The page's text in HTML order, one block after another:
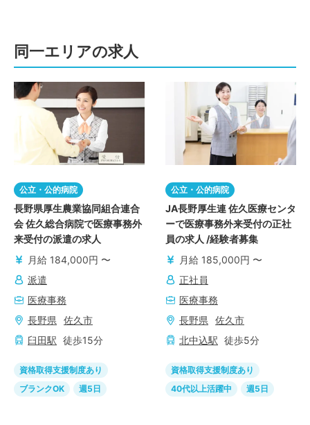
同一エリアの求人
公立・公的病院
長野県厚生農業協同組合連合
会 佐久総合病院で医療事務外
来受付の派遣の求人
月給 184,000円 〜
派遣
医療事務
長野県
佐久市
臼田駅 徒歩15分
資格取得支援制度あり
ブランクOK
週5日
公立・公的病院
JA長野厚生連 佐久医療センタ
ーで医療事務外来受付の正社
員の求人 /経験者募集
月給 185,000円 〜
正社員
医療事務
長野県
佐久市
北中込駅 徒歩5分
資格取得支援制度あり
40代以上活躍中
週5日